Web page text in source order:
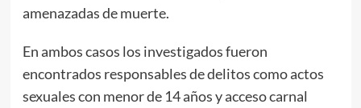
amenazadas de muerte.
En ambos casos los investigados fueron
encontrados responsables de delitos como actos
sexuales con menor de 14 años y acceso carnal